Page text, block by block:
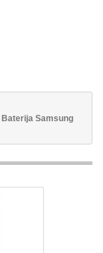
Baterija Samsung